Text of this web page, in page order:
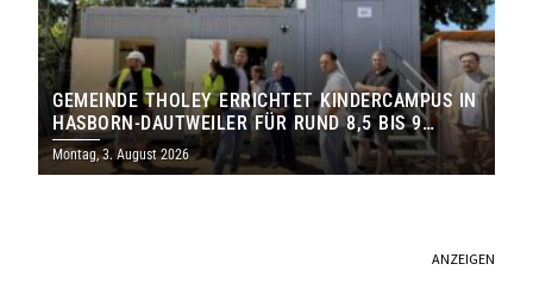
GEMEINDE THOLEY ERRICHTET KINDERCAMPUS IN
HASBORN-DAUTWEILER FÜR RUND 8,5 BIS 9
MILLIONEN EURO
Montag, 3. August 2026
ANZEIGEN